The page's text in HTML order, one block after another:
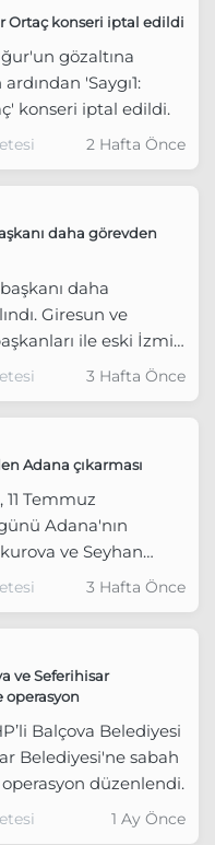
Ortaç konseri iptal edildi
gözaltına
ardından 'Saygı1:
konseri iptal edildi.
2 Hafta Önce
daha görevden
daha
Giresun ve
ile eski İzmir
Güç kesin
3 Hafta Önce
Adana çıkarması
Temmuz
Adana'nın
ve Seyhan
bir araya
3 Hafta Önce
ve Seferihisar
operasyon
Balçova Belediyesi
Belediyesi'ne sabah
düzenlendi.
1 Ay Önce